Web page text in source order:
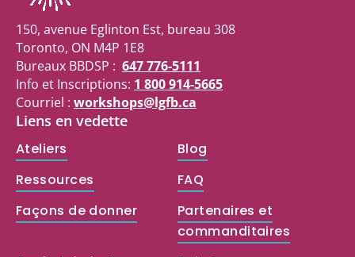
150, avenue Eglinton Est, bureau 308
Toronto, ON M4P 1E8
Bureaux BBDSP : 647 776-5111
Info et Inscriptions: 1 800 914-5665
Courriel : workshops@lgfb.ca
Liens en vedette
Ateliers
Blog
Ressources
FAQ
Façons de donner
Partenaires et
commanditaires